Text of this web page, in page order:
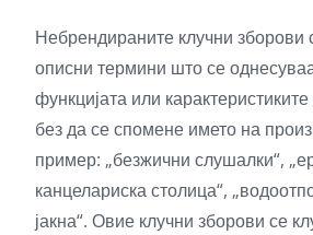
Небрендираните клучни зборови
описни термини што се
функцијата или
без да се спомене името на
пример: „безжични слушалки“,
канцелариска столица“,
јакна“. Овие клучни зборови се